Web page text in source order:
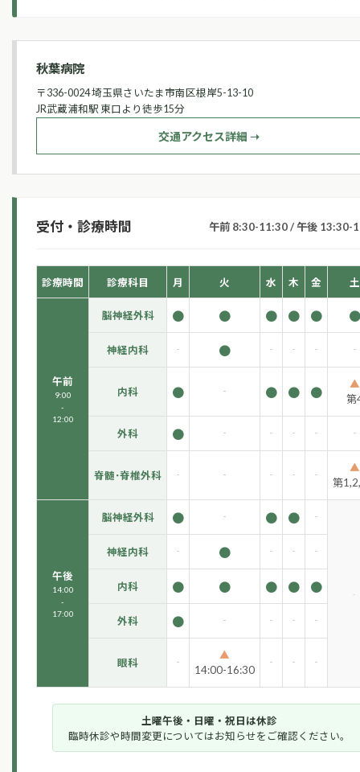
秋葉病院
〒336-0024 埼玉県さいたま市南区根岸5-13-10
JR武蔵浦和駅 東口より徒歩15分
交通アクセス詳細 ➝
受付・診療時間 午前 8:30-11:30 / 午後 13:30-
診療時間 診療科目 月 火 水 木 金 土
午前
9:00
-
12:00
脳神経外科 ● ● ● ● ● ●
神経内科 - ● - - - -
内科 ● - ● ● ●
▲
第
外科 ● - - - - -
脊髄･脊椎外科 - - - - -
▲
第
午後
14:00
-
17:00
脳神経外科 ● - ● ● -
-
神経内科 - ● - - -
内科 ● ● ● ● ●
外科 ● - - - -
眼科 -
▲
14:00-16:30
- - -
土曜午後・日曜・祝日は休診
臨時休診や時間変更についてはお知らせをご確認ください。